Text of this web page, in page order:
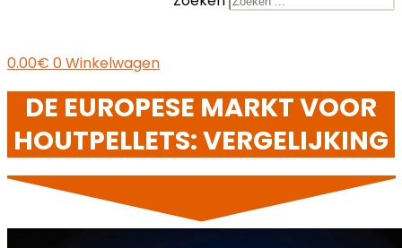
0.00€ 0Winkelwagen
DE EUROPESE MARKT VOOR
HOUTPELLETS: VERGELIJKING